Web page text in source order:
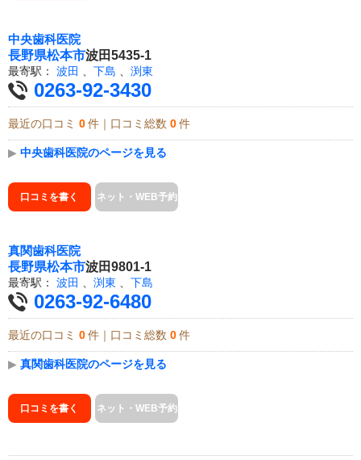
中央歯科医院
長野県松本市波田5435-1
最寄駅： 波田 、 下島 、 渕東
0263-92-3430
最近の口コミ 0 件｜口コミ総数 0 件
▶ 中央歯科医院のページを見る
口コミを書く ネット・WEB予約
真関歯科医院
長野県松本市波田9801-1
最寄駅： 波田 渕東 下島
0263-92-6480
最近の口コミ 0 件｜口コミ総数 0 件
▶ 真関歯科医院のページを見る
口コミを書く ネット・WEB予約